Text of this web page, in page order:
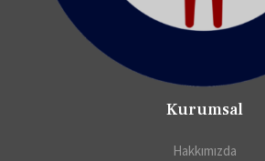
Kurumsal
Hakkımızda